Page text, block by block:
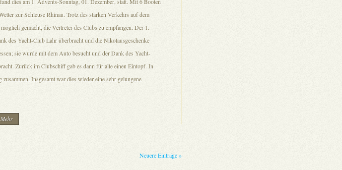
zur Schleuse Rhinau. Trotz des starken Verkehrs auf dem
gemacht, die Vertreter des Clubs zu empfangen. Der 1.
des Yacht-Club Lahr überbracht und die Nikolausgeschenke
sie wurde mit dem Auto besucht und der Dank des Yacht-
Zurück im Clubschiff gab es dann für alle einen Eintopf. In
Insgesamt war dies wieder eine sehr gelungene
Mehr
Neuere Einträge »